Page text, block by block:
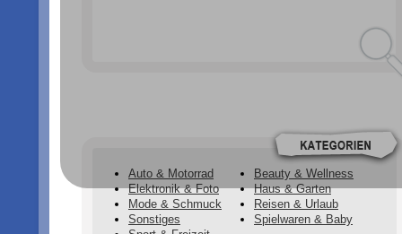
Auto & Motorrad
Beauty & Wellness
Elektronik & Foto
Haus & Garten
Mode & Schmuck
Reisen & Urlaub
Sonstiges
Spielwaren & Baby